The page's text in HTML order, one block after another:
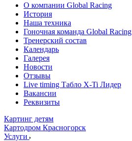
О компании Global Racing
История
Наша техника
Гоночная команда Global Racing
Тренерский состав
Календарь
Галерея
Новости
Отзывы
Live timing Табло X-Ti Лидер
Вакансии
Реквизиты
Картинг детям
Картодром Красногорск
Услуги